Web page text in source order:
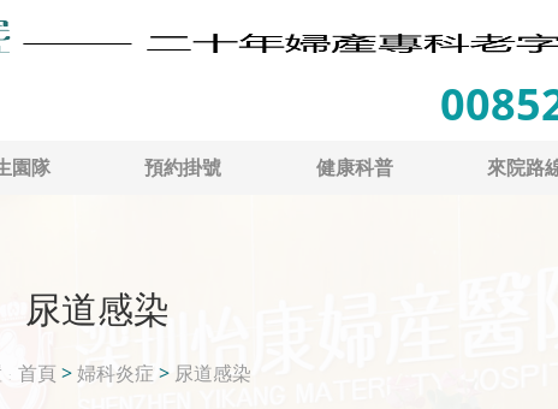
園隊 預約掛號 健康科普 來院路
尿道感染
首頁 >婦科炎症 > 尿道感染